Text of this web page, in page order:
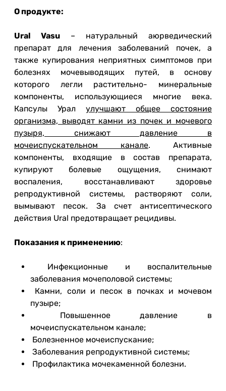
О продукте:
Ural Vasu – натуральный аюрведический
препарат для лечения заболеваний почек, а
также купирования неприятных симптомов при
болезнях мочевыводящих путей, в основу
которого легли растительно- минеральные
компоненты, использующиеся многие века.
Капсулы Урал улучшают общее состояние
организма, выводят камни из почек и мочевого
пузыря, снижают давление в
мочеиспускательном канале. Активные
компоненты, входящие в состав препарата,
купируют болевые ощущения, снимают
воспаления, восстанавливают здоровье
репродуктивной системы, растворяют соли,
вымывают песок. За счет антисептического
действия Ural предотвращает рецидивы.
Показания к применению:
Инфекционные и воспалительные
заболевания мочеполовой системы;
Камни, соли и песок в почках и мочевом
пузыре;
Повышенное давление в
мочеиспускательном канале;
Болезненное мочеиспускание;
Заболевания репродуктивной системы;
Профилактика мочекаменной болезни.